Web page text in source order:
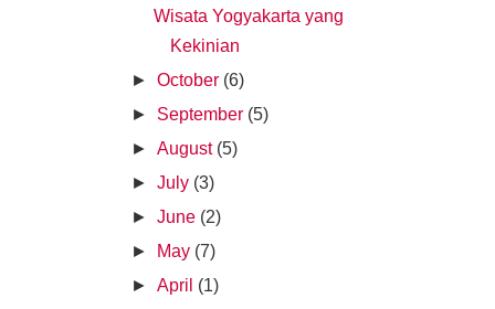
Wisata Yogyakarta yang
Kekinian
►October (6)
► September (5)
►August (5)
►July (3)
►June (2)
►
May (7)
►April (1)